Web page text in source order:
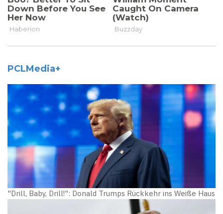
PCLMedia+
"Drill, Baby, Drill!": Donald Trumps Rückkehr ins Weiße Haus